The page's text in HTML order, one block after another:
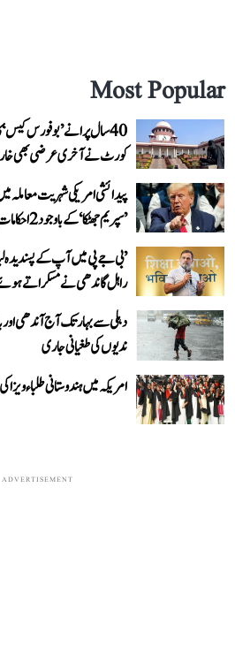
Most Popular
40 سال پرانے ’بوفورس
کورٹ نے آخری عرضی بھی
پیدائشی امریکی شہریت معاملہ
’سپریم جھٹکا‘ کے باوجود 2 احکامات پر کیے دستخط
’بی جے پی میں آپ کے
راہل گاندھی نے مسکراتے
دہلی سے بہار تک آج آندھی اور
ندیوں کی طغیانی جاری
امریکہ میں ہندوستانی طلباء ویزا کی
ADVERTISEMENT